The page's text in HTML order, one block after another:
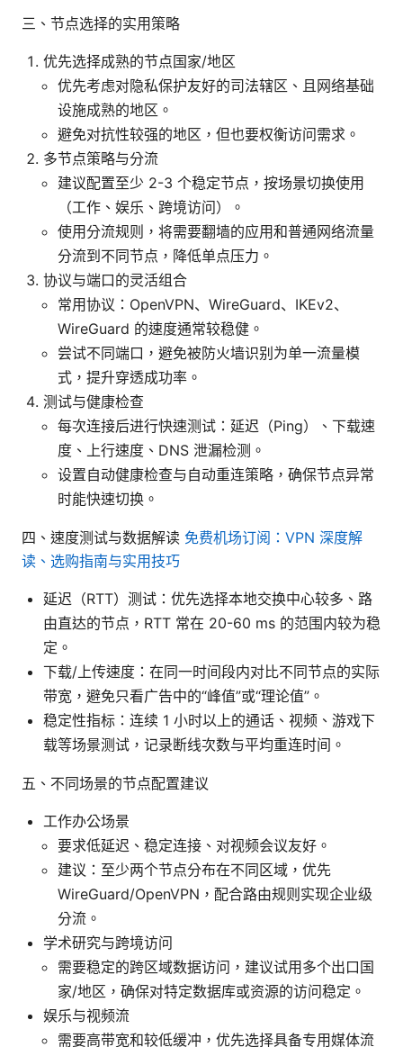
三、节点选择的实用策略
优先选择成熟的节点国家/地区
优先考虑对隐私保护友好的司法辖区、且网络基础
设施成熟的地区。
避免对抗性较强的地区，但也要权衡访问需求。
多节点策略与分流
建议配置至少 2-3 个稳定节点，按场景切换使用
（工作、娱乐、跨境访问）。
使用分流规则，将需要翻墙的应用和普通网络流量
分流到不同节点，降低单点压力。
协议与端口的灵活组合
常用协议：OpenVPN、WireGuard、IKEv2、
WireGuard 的速度通常较稳健。
尝试不同端口，避免被防火墙识别为单一流量模
式，提升穿透成功率。
测试与健康检查
每次连接后进行快速测试：延迟（Ping）、下载速
度、上行速度、DNS 泄漏检测。
设置自动健康检查与自动重连策略，确保节点异常
时能快速切换。
四、速度测试与数据解读 免费机场订阅：VPN 深度解
读、选购指南与实用技巧
延迟（RTT）测试：优先选择本地交换中心较多、路
由直达的节点，RTT 常在 20-60 ms 的范围内较为稳
定。
下载/上传速度：在同一时间段内对比不同节点的实际
带宽，避免只看广告中的“峰值”或“理论值”。
稳定性指标：连续 1 小时以上的通话、视频、游戏下
载等场景测试，记录断线次数与平均重连时间。
五、不同场景的节点配置建议
工作办公场景
要求低延迟、稳定连接、对视频会议友好。
建议：至少两个节点分布在不同区域，优先
WireGuard/OpenVPN，配合路由规则实现企业级
分流。
学术研究与跨境访问
需要稳定的跨区域数据访问，建议试用多个出口国
家/地区，确保对特定数据库或资源的访问稳定。
娱乐与视频流
需要高带宽和较低缓冲，优先选择具备专用媒体流